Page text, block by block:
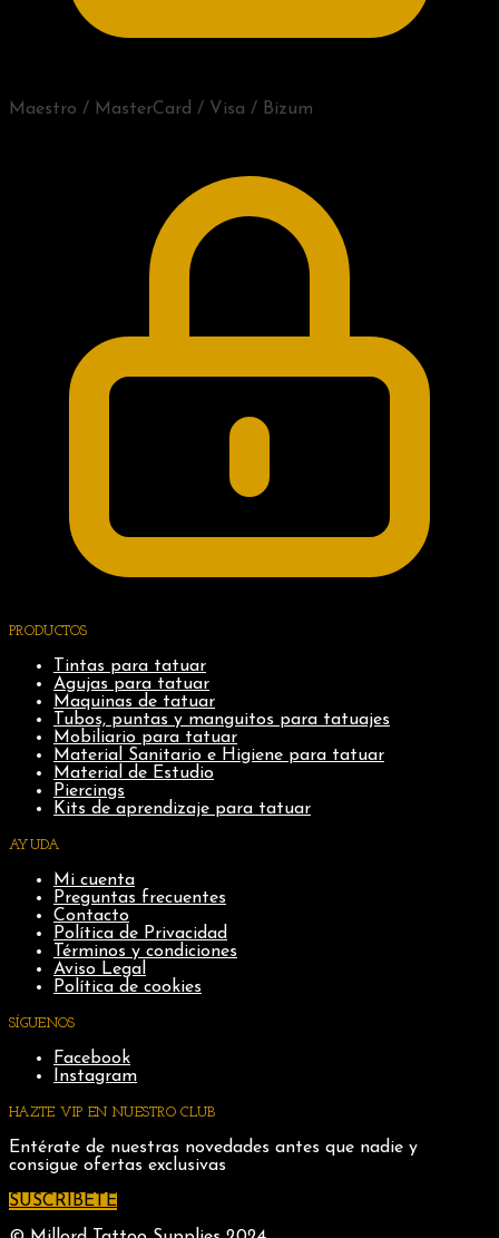
Maestro / MasterCard / Visa / Bizum
PRODUCTOS
Tintas para tatuar
Agujas para tatuar
Maquinas de tatuar
Tubos, puntas y manguitos para tatuajes
Mobiliario para tatuar
Material Sanitario e Higiene para tatuar
Material de Estudio
Piercings
Kits de aprendizaje para tatuar
AYUDA
Mi cuenta
Preguntas frecuentes
Contacto
Política de Privacidad
Términos y condiciones
Aviso Legal
Política de cookies
SÍGUENOS
Facebook
Instagram
HAZTE VIP EN NUESTRO CLUB
Entérate de nuestras novedades antes que nadie y
consigue ofertas exclusivas
SUSCRIBETE